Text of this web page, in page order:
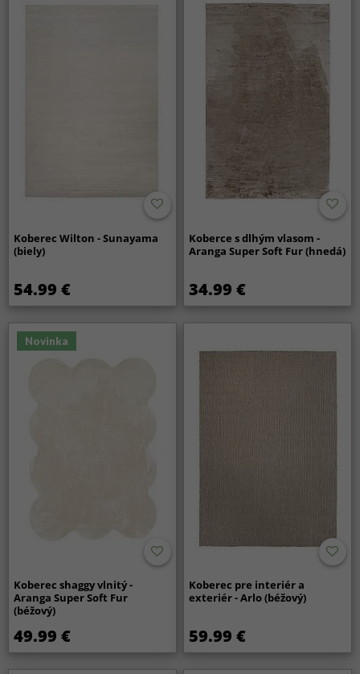
Koberec Wilton - Sunayama
(biely)
54.99 €
Koberce s dlhým vlasom -
Aranga Super Soft Fur (hnedá)
34.99 €
Novinka
Koberec shaggy vlnitý -
Aranga Super Soft Fur
(béžový)
49.99 €
Koberec pre interiér a
exteriér - Arlo (béžový)
59.99 €